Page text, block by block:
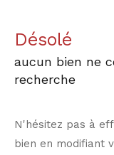
Désolé
aucun bien ne
recherche
N'hésitez pas à
bien en modifiant